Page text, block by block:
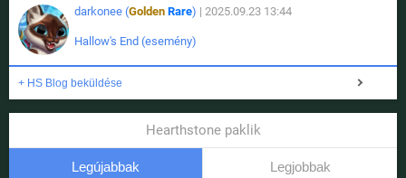
darkonee (Golden Rare) | 2025.09.23 13:44
Hallow's End (esemény)
+ HS Blog beküldése
Hearthstone paklik
Legújabbak Legjobbak